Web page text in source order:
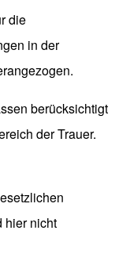
die
in der
berücksichtigt
der Trauer.
hier nicht